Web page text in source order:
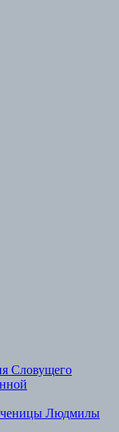
Словущего
Людмилы